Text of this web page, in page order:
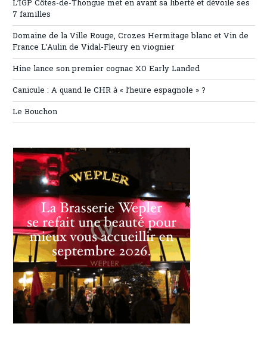
L’IGP Côtes-de-Thongue met en avant sa liberté et dévoile ses
7 familles
Domaine de la Ville Rouge, Crozes Hermitage blanc et Vin de
France L’Aulin de Vidal-Fleury en viognier
Hine lance son premier cognac XO Early Landed
Canicule : A quand le CHR à « l’heure espagnole » ?
Le Bouchon